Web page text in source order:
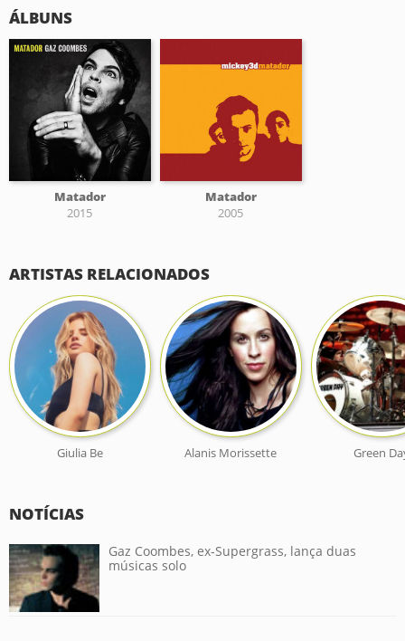
ÁLBUNS
Matador
2015
Matador
2005
ARTISTAS RELACIONADOS
Giulia Be Alanis Morissette Green
NOTÍCIAS
Gaz Coombes, ex-Supergrass, lança duas
músicas solo